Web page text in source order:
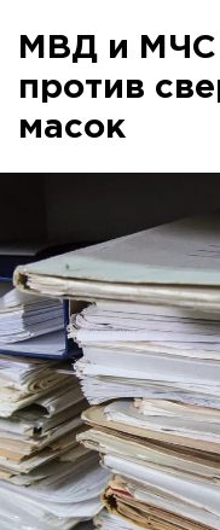
МВД и МЧС
против
масок